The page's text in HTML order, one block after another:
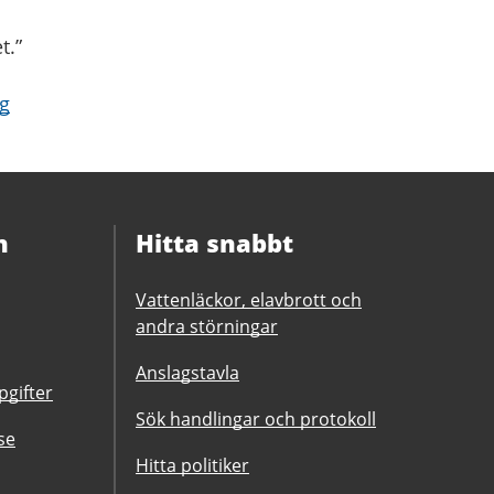
Hitta snabbt
Vattenläckor, elavbrott och
andra störningar
Anslagstavla
Sök handlingar och protokoll
Hitta politiker